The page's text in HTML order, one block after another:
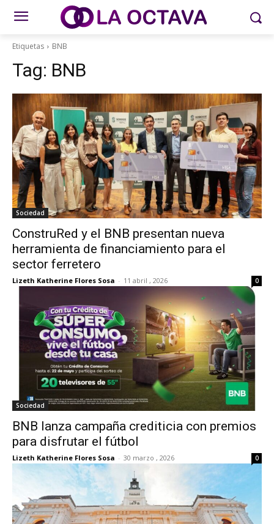
Etiquetas BNB
Tag: BNB
Sociedad
ConstruRed y el BNB presentan nueva
herramienta de financiamiento para el
sector ferretero
Lizeth Katherine Flores Sosa - 11 abril , 2026 0
Sociedad
BNB lanza campaña crediticia con premios
para disfrutar el fútbol
Lizeth Katherine Flores Sosa - 30 marzo , 2026 0